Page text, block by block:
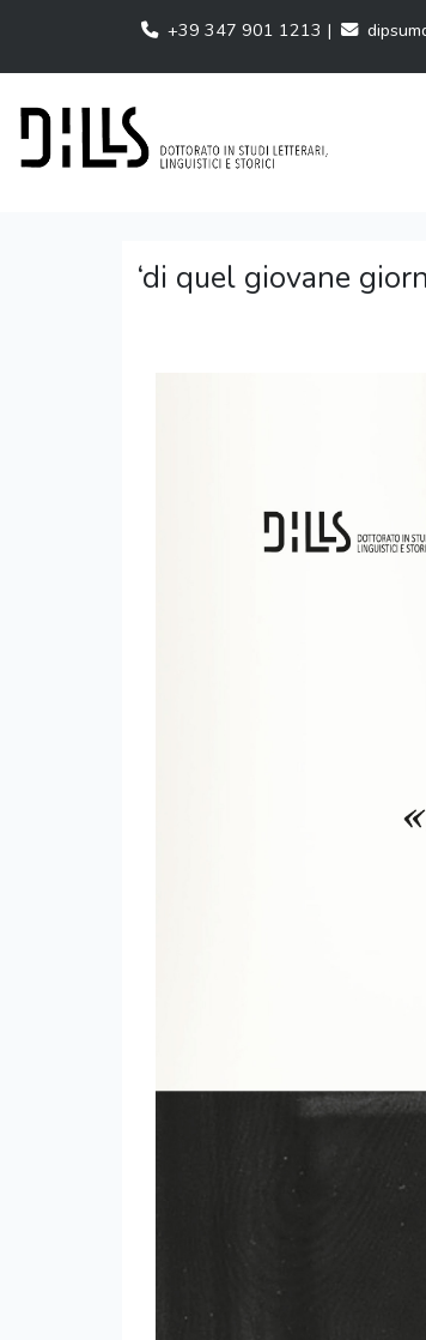
+39 347 901 1213 |
‘di quel giovane